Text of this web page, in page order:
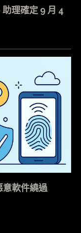
理確定 9 月 4
軟件繞過